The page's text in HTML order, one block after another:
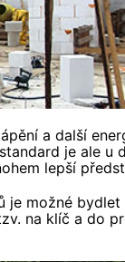
a další
je ale u
lepší
možné
na klíč a do